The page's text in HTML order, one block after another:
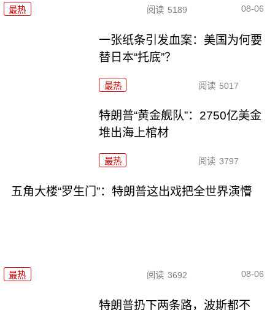
最热 阅读 5189 08-06
一张纸条引发血案：美国为何要
替日本“托底”？
最热 阅读 5017
特朗普“黄金舰队”：2750亿美金
堆出海上棺材
最热 阅读 3797
五角大楼“罗生门”：特朗普这出戏把全世界演懵
最热 阅读 3692 08-06
特朗普扔下两条路，波斯都不